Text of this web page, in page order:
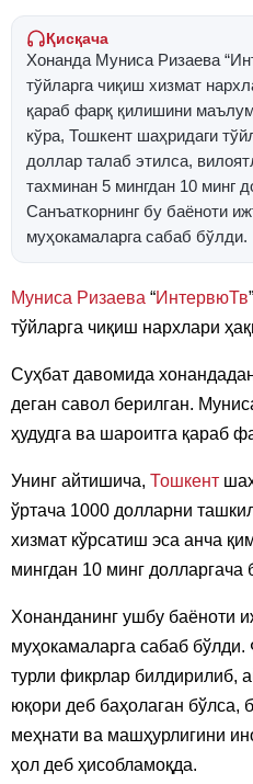
Қисқача
Хонанда Муниса Ризаева
тўйларга чиқиш хизмат
қараб фарқ қилишини
кўра, Тошкент шаҳридаги
доллар талаб этилса,
тахминан 5 мингдан 10 минг
Санъаткорнинг бу баёноти
муҳокамаларга сабаб бўлди.
Муниса Ризаева “ИнтервюТв
тўйларга чиқиш нархлари
Суҳбат давомида хонандадан
деган савол берилган.
ҳудудга ва шароитга қараб
Унинг айтишича, Тошкент
ўртача 1000 долларни
хизмат кўрсатиш эса анча
мингдан 10 минг долларгача
Хонанданинг ушбу баёноти
муҳокамаларга сабаб
турли фикрлар билдирилиб,
юқори деб баҳолаган бўлса,
меҳнати ва машҳурлигини
ҳол деб ҳисобламоқда.